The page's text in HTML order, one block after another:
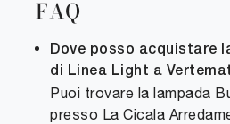
FAQ
Dove posso acquistare
di Linea Light a
Puoi trovare la lampada
presso La Cicala